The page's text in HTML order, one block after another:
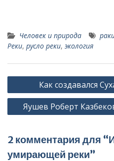
Человек и природа
Реки, русло реки, экология
Навигация
по
записям
Как создавался
Яушев Роберт
2 комментария для
умирающей реки”